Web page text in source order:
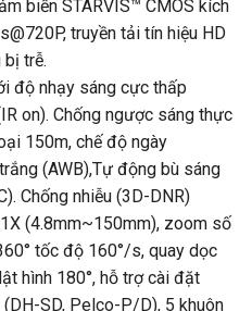
biến STARVIS™ CMOS kích
truyền tải tín hiệu HD
trễ.
độ nhạy sáng cực thấp
on). Chống ngược sáng thực
150m, chế độ ngày
(AWB),Tự động bù sáng
Chống nhiễu (3D-DNR)
(4.8mm~150mm), zoom số
tốc độ 160°/s, quay dọc
hình 180°, hỗ trợ cài đặt
SD, Pelco-P/D), 5 khuôn